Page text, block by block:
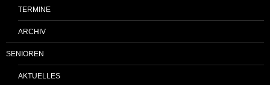
TERMINE
ARCHIV
SENIOREN
AKTUELLES